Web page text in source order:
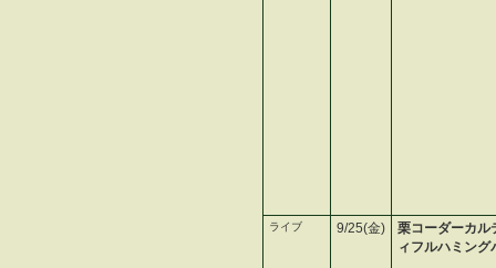
ライブ 9/25(金)
栗コーダーカル
ィフルハミング